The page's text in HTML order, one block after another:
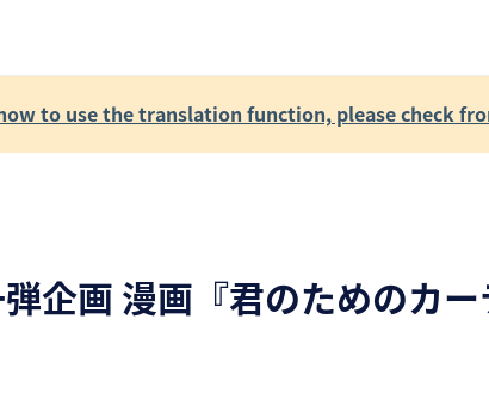
to use the translation function, please check
画 漫画『君のためのカー